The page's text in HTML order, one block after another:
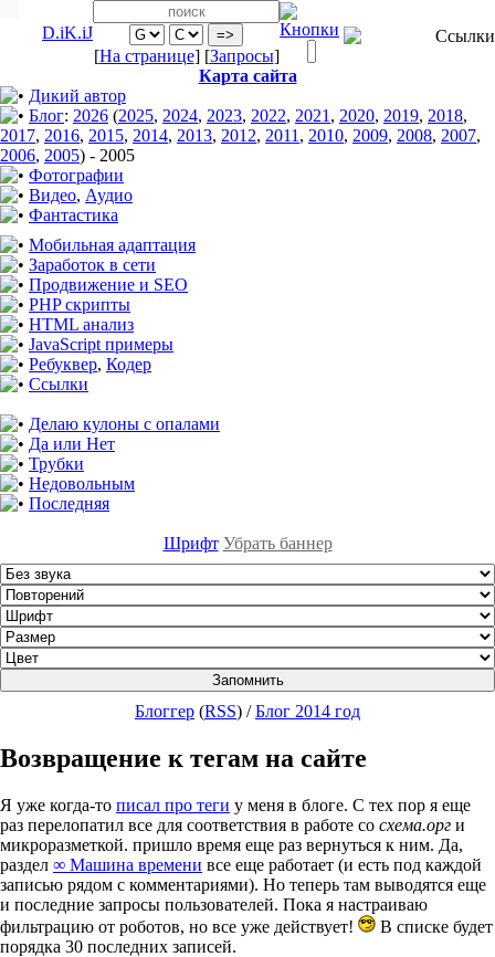
D.iK.iJ
[На странице] [Запросы]
Карта сайта
Дикий автор
Блог: 2026 (2025, 2024, 2023, 2022, 2021 , 2020, 2019, 2018,
2017, 2016, 2015, 2014, 2013, 2012, 2011 , 2010, 2009, 2008, 2007,
2006, 2005) - 2005
Фотографии
Видео, Аудио
Фантастика
Мобильная адаптация
Заработок в сети
Продвижение и SEO
PHP скрипты
HTML анализ
JavaScript примеры
Ребуквер, Кодер
Ссылки
Делаю кулоны с опалами
Да или Нет
Трубки
Недовольным
Последняя
Шрифт Убрать баннер
Блоггер (RSS) /Блог 2014 год
Возвращение к тегам на сайте
Я уже когда-то писал про теги у меня в блоге. С тех пор я еще
раз перелопатил все для соответствия в работе со схема.орг и
микроразметкой. пришло время еще раз вернуться к ним. Да,
раздел ∞ Машина времени все еще работает (и есть под каждой
записью рядом с комментариями). Но теперь там выводятся еще
и последние запросы пользователей. Пока я настраиваю
фильтрацию от роботов, но все уже действует!
В списке будет
порядка 30 последних записей.